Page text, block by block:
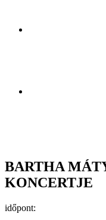
BARTHA
KONCERTJE
időpont: